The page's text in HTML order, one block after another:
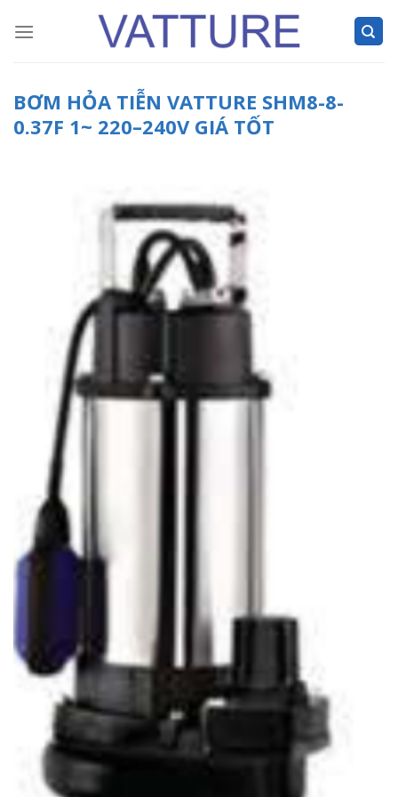
BƠM HỎA TIỄN VATTURE SHM8-8-
0.37F 1~ 220–240V GIÁ TỐT